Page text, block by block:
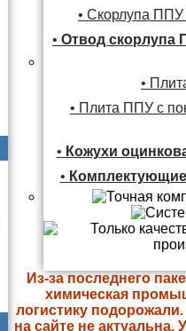
• Скорлупа ППУ
• Отвод скорлупа
•
• Плита ППУ с
• Кожухи
• Комплектующие
Из-за последнего
химическая
логистику
на сайте не актуальна.